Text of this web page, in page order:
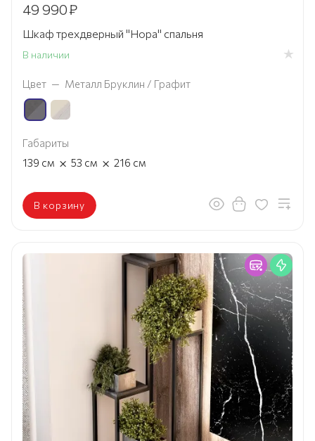
49 990₽
Шкаф трехдверный "Нора" спальня
В наличии
Цвет — Металл Бруклин / Графит
Габариты
139 см × 53 см × 216 см
В корзину